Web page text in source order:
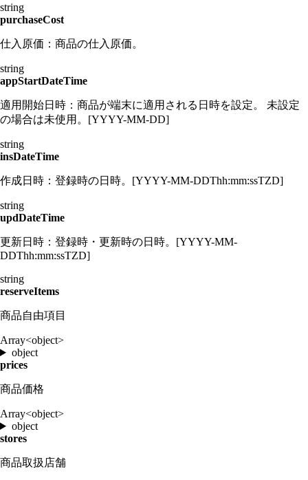
string
purchaseCost
仕入原価：商品の仕入原価。
string
appStartDateTime
適用開始日時：商品が端末に適用される日時を設定。 未設定
の場合は未使用。[YYYY-MM-DD]
string
insDateTime
作成日時：登録時の日時。[YYYY-MM-DDThh:mm:ssTZD]
string
updDateTime
更新日時：登録時・更新時の日時。[YYYY-MM-
DDThh:mm:ssTZD]
string
reserveItems
商品自由項目
Array<object>
object
prices
商品価格
Array<object>
object
stores
商品取扱店舗